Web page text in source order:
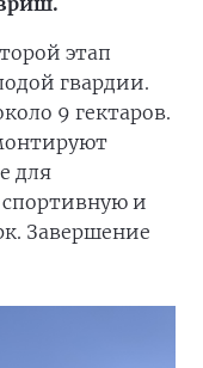
этап
гвардии.
9 гектаров.
для
и
Завершение